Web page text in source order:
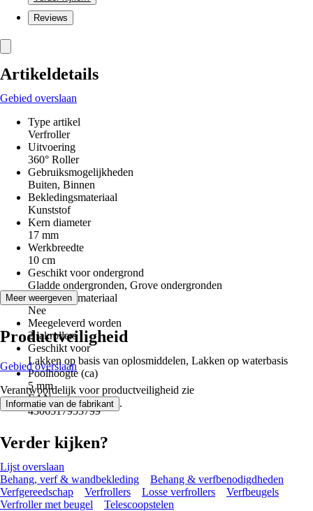
Reviews
Artikeldetails
Gebied overslaan
Type artikel
Verfroller
Uitvoering
360° Roller
Gebruiksmogelijkheden
Buiten, Binnen
Bekledingsmateriaal
Kunststof
Kern diameter
17 mm
Werkbreedte
10 cm
Geschikt voor ondergrond
Gladde ondergronden, Grove ondergronden
Bekledingsmateriaal
Nee
Meegeleverd worden
2 lakrollers
Geschikt voor
Lakken op basis van oplosmiddelen, Lakken op waterbasis
Poolhoogte (ca)
5 mm
EAN
4306517953799
Meer weergeven
Productveiligheid
Gebied overslaan
Verantwoordelijk voor productveiligheid zie
Informatie van de fabrikant .
Verder kijken?
Lijst overslaan
Behang, verf & wandbekleding
Behang & verfbenodigdheden
Verfgereedschap
Verfrollers Losse verfrollers
Verfbeugels
Verfroller met beugel
Telescoopstelen